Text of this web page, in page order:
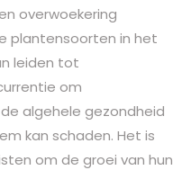
overwoekering
plantensoorten in het
leiden tot
om
algehele gezondheid
kan schaden. Het is
om de groei van hun